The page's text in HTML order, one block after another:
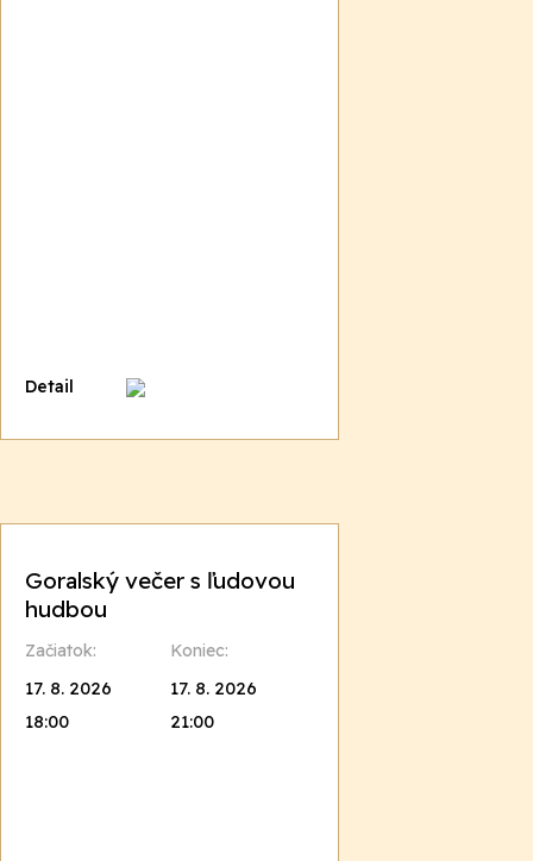
Detail
Goralský večer s ľudovou
hudbou
Začiatok:
17. 8. 2026
18:00
Koniec:
17. 8. 2026
21:00